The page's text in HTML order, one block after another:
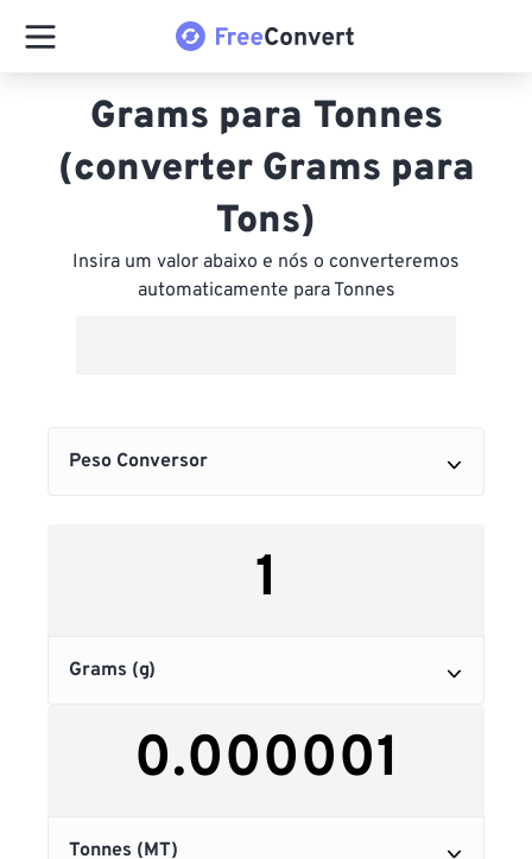
Grams para Tonnes
(converter Grams para
Tons)
Insira um valor abaixo e nós o converteremos
automaticamente para Tonnes